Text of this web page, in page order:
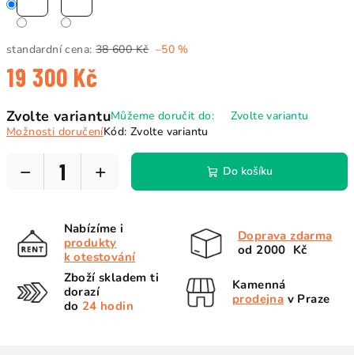
standardní cena: 38 600 Kč –50 %
19 300 Kč
cena:
Zvolte variantuMůžeme doručit do:
Zvolte variantu
Možnosti doručeníKód: Zvolte variantu
+
− Do košíku
Nabízíme i
produkty
k otestování
Doprava zdarma
od 2000 Kč
Zboží skladem ti
dorazí
do 24 hodin
Kamenná
prodejna v Praze